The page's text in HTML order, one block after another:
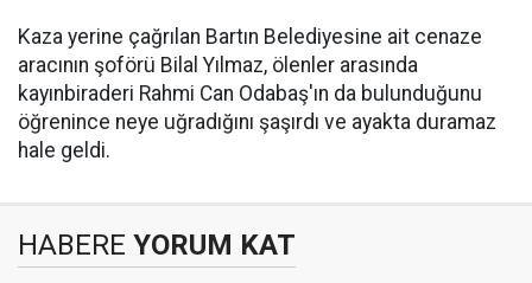
Kaza yerine çağrılan Bartın Belediyesine ait cenaze
aracının şoförü Bilal Yılmaz, ölenler arasında
kayınbiraderi Rahmi Can Odabaş'ın da bulunduğunu
öğrenince neye uğradığını şaşırdı ve ayakta duramaz
hale geldi.
HABERE YORUM KAT